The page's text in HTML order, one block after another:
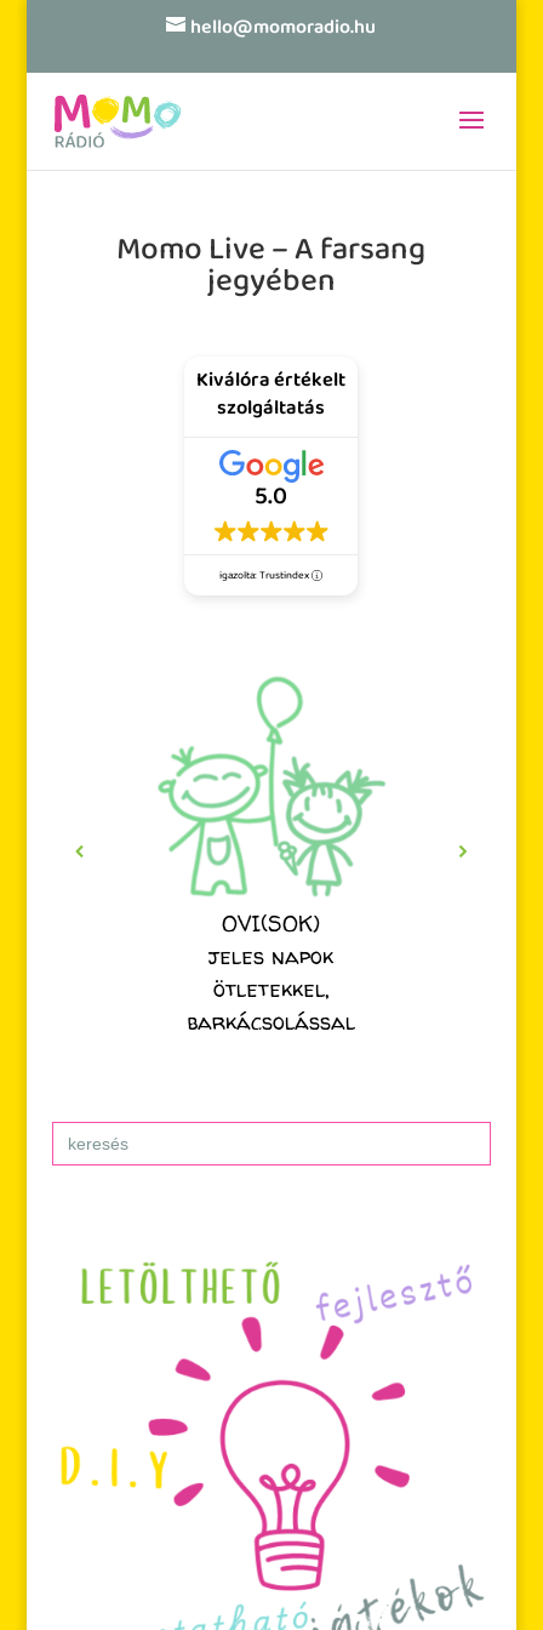
hello@momoradio.hu
Momo Live – A farsang
jegyében
Kiválóra értékelt
szolgáltatás
5.0
igazolta: Trustindex
OVI(SOK)
jeles napok
ötletekkel,
barkácsolással
Search
for: